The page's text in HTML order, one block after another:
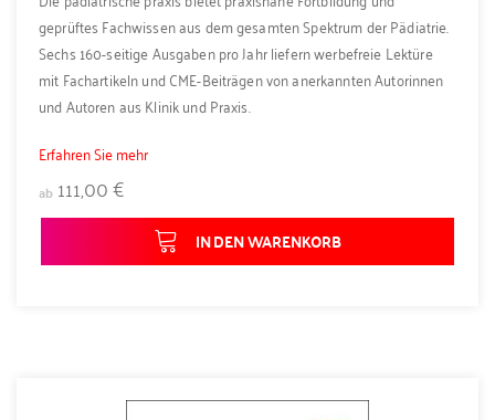
geprüftes Fachwissen aus dem gesamten Spektrum der Pädiatrie.
Sechs 160-seitige Ausgaben pro Jahr liefern werbefreie Lektüre
mit Fachartikeln und CME-Beiträgen von anerkannten Autorinnen
und Autoren aus Klinik und Praxis.
Erfahren Sie mehr
ab 111,00 €
IN DEN WARENKORB